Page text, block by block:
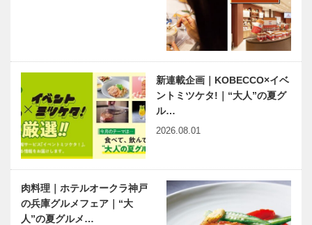
病院 循環器
内科 川森
裕…
出会いと学びの旅から
Vol.05
神戸のカクシ
ボタン 第
125回 市街
地を眺めなが
ら大人の中華
を堪能 『神
天樓 M…
連載エッセイ
／喫茶店の書
“傾聴”と“伝達”から生まれ
るコミュニケーション
桜とともに咲
く話芸 春の
兆楽寄席を開
催
新連載企画｜KOBECCO×イベ
ントミツケタ!｜“大人”の夏グ
ル…
2026.08.01
肉料理｜ホテルオークラ神戸
の兵庫グルメフェア｜“大
人”の夏グルメ…